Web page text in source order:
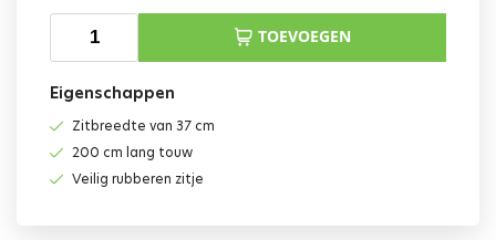
TOEVOEGEN
Eigenschappen
Zitbreedte van 37 cm
200 cm lang touw
Veilig rubberen zitje